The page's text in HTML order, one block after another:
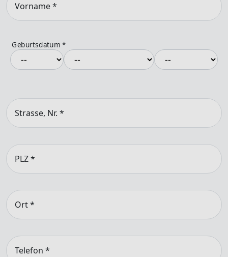
Vorname*
Geburtsdatum*
Strasse, Nr. *
PLZ*
Ort*
Telefon *